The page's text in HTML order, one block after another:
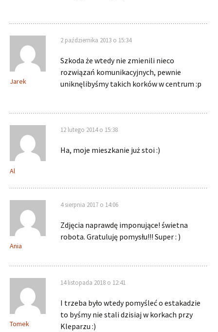
Jarek
2 października 2013 o 15:34
Szkoda że wtedy nie zmienili nieco
rozwiązań komunikacyjnych, pewnie
uniknęlibyśmy takich korków w centrum :p
Al
12 lutego 2014 o 15:38
Ha, moje mieszkanie już stoi :)
Ania
4 sierpnia 2017 o 14:06
Zdjęcia naprawdę imponujące! świetna
robota. Gratuluję pomysłu!!! Super : )
Tomek
14 listopada 2018 o 12:41
I trzeba było wtedy pomyśleć o estakadzie
to byśmy nie stali dzisiaj w korkach przy
Kleparzu :)